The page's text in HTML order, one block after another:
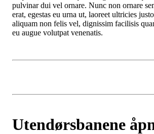
pulvinar dui vel ornare. Nunc non ornare
erat, egestas eu urna ut, laoreet ultricies
aliquam non felis vel, dignissim facilisis
eu augue volutpat venenatis.
Utendørsbanene